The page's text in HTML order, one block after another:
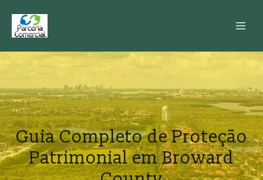
Guia Completo de Proteção
Patrimonial em Broward